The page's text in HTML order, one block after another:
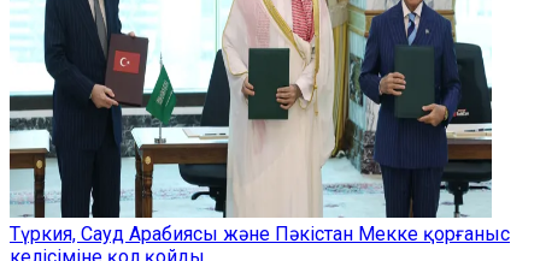
Түркия, Сауд Арабиясы және Пәкістан Мекке қорғаныс